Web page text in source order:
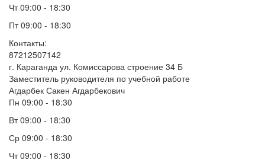
Чт 09:00 - 18:30
Пт 09:00 - 18:30
Контакты:
87212507142
г. Караганда ул. Комиссарова строение 34 Б
Заместитель руководителя по учебной работе
Агдарбек Сакен Агдарбекович
Пн 09:00 - 18:30
Вт 09:00 - 18:30
Ср 09:00 - 18:30
Чт 09:00 - 18:30